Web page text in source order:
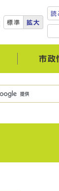
標準 拡大
読
市政